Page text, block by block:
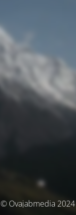
© Ovajabmedia 2024